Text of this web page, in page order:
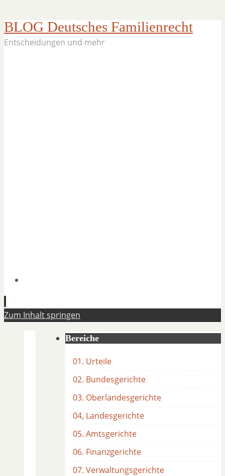
BLOG Deutsches Familienrecht
Entscheidungen und mehr
Zum Inhalt springen
Bereiche
01. Urteile
02. Bundesgerichte
03. Oberlandesgerichte
04, Landesgerichte
05. Amtsgerichte
06. Finanzgerichte
07. Verwaltungsgerichte